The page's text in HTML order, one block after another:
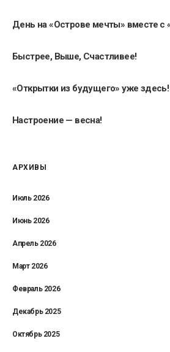
День на «Острове мечты» вместе с
Быстрее, Выше, Счастливее!
«Открытки из будущего» уже здесь!
Настроение — весна!
АРХИВЫ
Июль 2026
Июнь 2026
Апрель 2026
Март 2026
Февраль 2026
Декабрь 2025
Октябрь 2025